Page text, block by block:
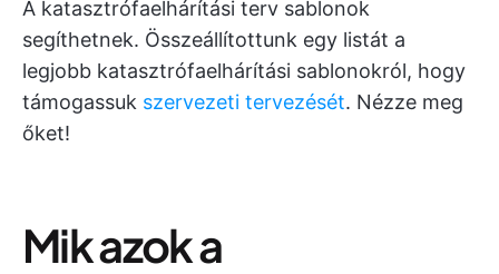
A katasztrófaelhárítási terv sablonok
segíthetnek. Összeállítottunk egy listát a
legjobb katasztrófaelhárítási sablonokról, hogy
támogassuk szervezeti tervezését. Nézze meg
őket!
Mik azok a